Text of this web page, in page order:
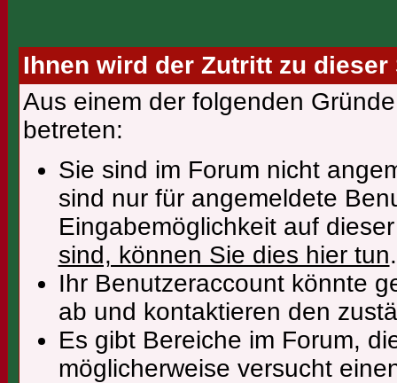
Ihnen wird der Zutritt zu dieser
Aus einem der folgenden
betreten:
Sie sind im Forum nicht
sind nur für angemeldete
Eingabemöglichkeit auf
sind, können Sie dies hier tun.
Ihr Benutzeraccount könnte
ab und kontaktieren den
Es gibt Bereiche im Forum,
möglicherweise versucht